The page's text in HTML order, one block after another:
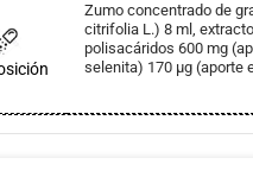
Zumo concentrado de
citrifolia L.) 8 ml,
polisacáridos 600 mg
selenita) 170 µg (aporte